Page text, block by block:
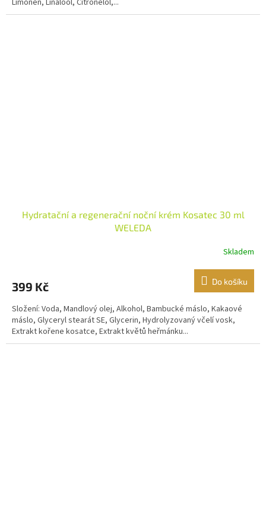
Hydratační a regenerační noční krém Kosatec 30 ml
WELEDA
Skladem
399 Kč Do košíku
Složení: Voda, Mandlový olej, Alkohol, Bambucké máslo, Kakaové
máslo, Glyceryl stearát SE, Glycerin, Hydrolyzovaný včelí vosk,
Extrakt kořene kosatce, Extrakt květů heřmánku...